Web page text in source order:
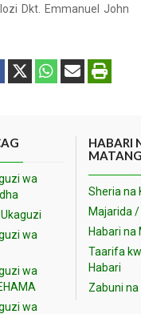
Dkt. Emmanuel John
wa
wa
wa
wa
HABARI
Sheria na
Majarida
Habari na
Taarifa
Habari
Zabuni na